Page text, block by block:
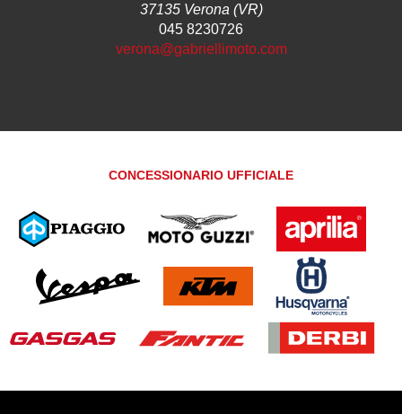
37135 Verona (VR)
045 8230726
verona@gabriellimoto.com
CONCESSIONARIO UFFICIALE